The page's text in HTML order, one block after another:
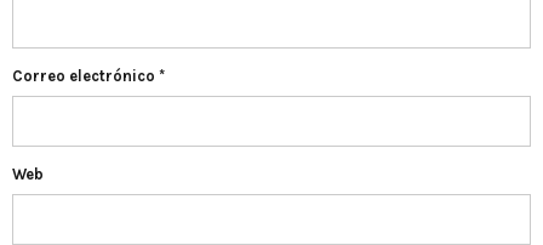
Correo electrónico *
Web